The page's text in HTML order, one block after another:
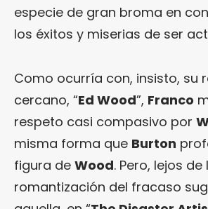
especie de gran broma en
los éxitos y miserias de ser
Como ocurría con, insisto, su
cercano, “Ed Wood”, Franco
respeto casi compasivo por
misma forma que Burton
figura de Wood. Pero, lejos de
romantización del fracaso